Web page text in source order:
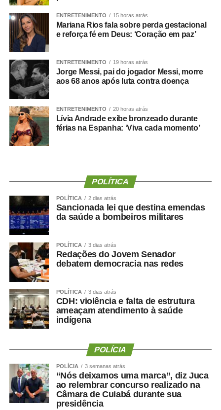
Durante a visita, Rogério Vianna Rangel agradeceu a
confiança depositada no Instituto Selecon e destacou a
forma como o processo foi conduzido.
“Eu, em nome do Selecon, também agradeço ao
deputado porque, de fato, fizemos um concurso histórico,
graças à oportunidade que o Juca nos deu para
realizarmos esse concurso com qualidade e segurança,
mas, acima de tudo, com muita transparência”, declarou o
presidente da instituição.
Ao final do encontro, Juca reforçou a importância da
igualdade de oportunidades para todos os candidatos.
COMENTE ABAIXO:
WhatsApp
Facebook
Twitter
Messenger
LinkedIn
Share
ENTRETENIMENTO 15 horas atrás
Mariana Rios fala sobre perda gestacional
e reforça fé em Deus: ‘Coração em paz’
ENTRETENIMENTO 19 horas atrás
Jorge Messi, pai do jogador Messi, morre
aos 68 anos após luta contra doença
ENTRETENIMENTO 20 horas atrás
Lívia Andrade exibe bronzeado durante
férias na Espanha: ‘Viva cada momento’
POLÍTICA
POLÍTICA 2 dias atrás
Sancionada lei que destina emendas
da saúde a bombeiros militares
POLÍTICA 3 dias atrás
Redações do Jovem Senador
debatem democracia nas redes
POLÍTICA 3 dias atrás
CDH: violência e falta de estrutura
ameaçam atendimento à saúde
indígena
POLÍCIA
POLÍCIA 3 semanas atrás
“Nós deixamos uma marca”, diz Juca
ao relembrar concurso realizado na
Câmara de Cuiabá durante sua
presidência